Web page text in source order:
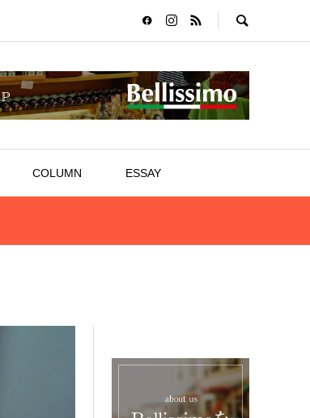
COLUMN ESSAY